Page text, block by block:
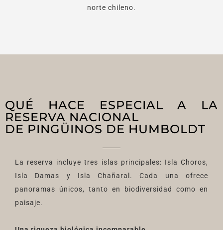
norte chileno.
QUÉ HACE ESPECIAL A LA
RESERVA NACIONAL
DE PINGÜINOS DE HUMBOLDT
La reserva incluye tres islas principales: Isla Choros,
Isla Damas y Isla Chañaral. Cada una ofrece
panoramas únicos, tanto en biodiversidad como en
paisaje.